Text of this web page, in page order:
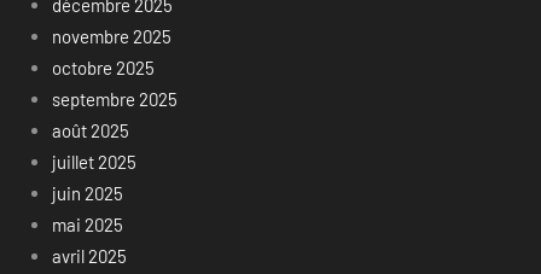
décembre 2025
novembre 2025
octobre 2025
septembre 2025
août 2025
juillet 2025
juin 2025
mai 2025
avril 2025